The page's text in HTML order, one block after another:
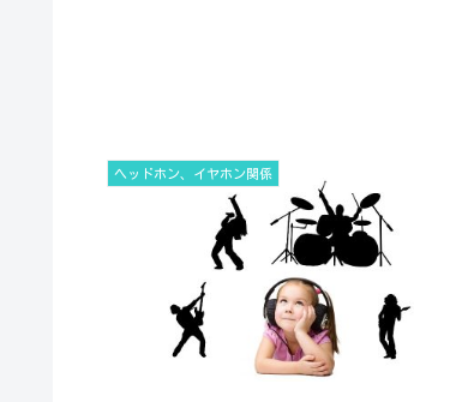
ヘッドホン、イヤホン関係